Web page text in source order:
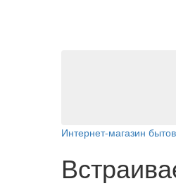
Интернет-магазин